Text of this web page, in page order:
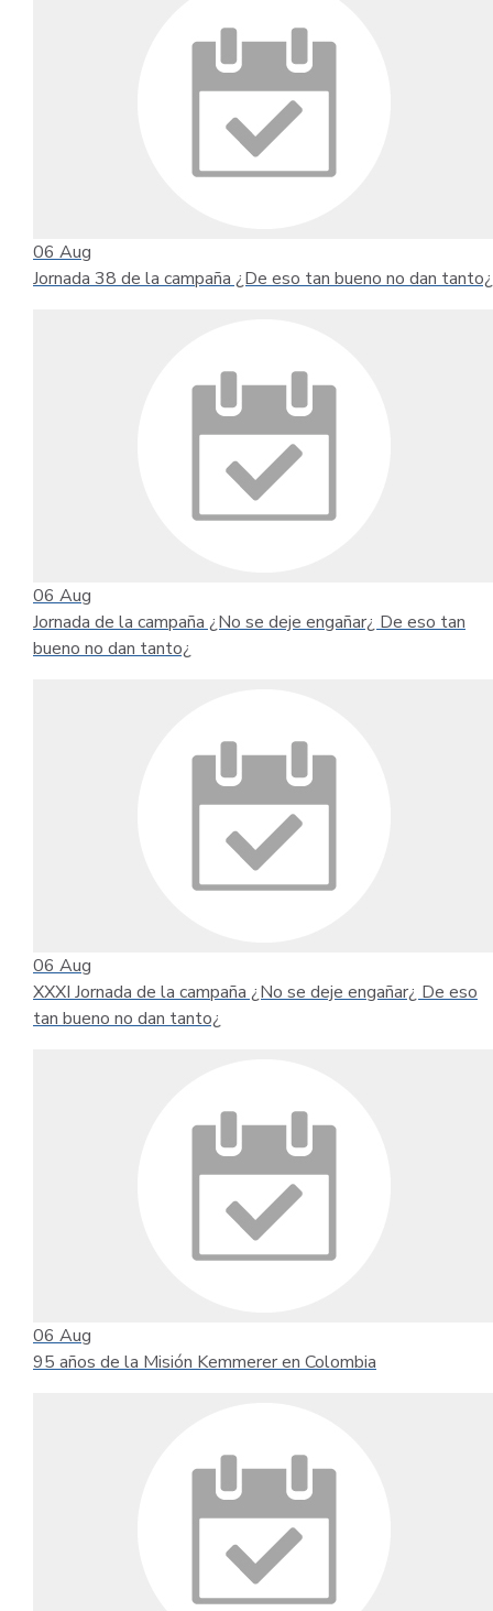
06 Aug
Jornada 38 de la campaña ¿De eso tan bueno no dan tanto¿
06 Aug
Jornada de la campaña ¿No se deje engañar¿ De eso tan
bueno no dan tanto¿
06 Aug
XXXI Jornada de la campaña ¿No se deje engañar¿ De eso
tan bueno no dan tanto¿
06 Aug
95 años de la Misión Kemmerer en Colombia